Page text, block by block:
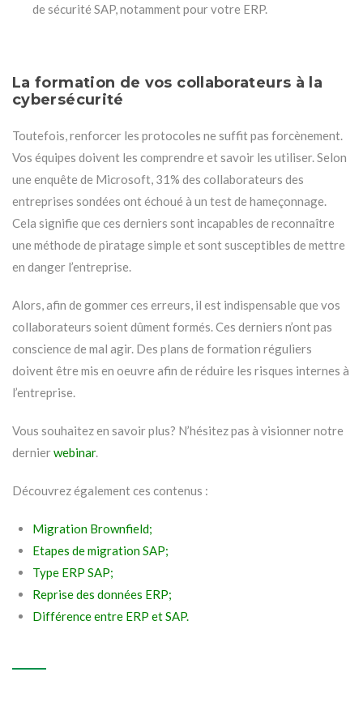
de sécurité SAP, notamment pour votre ERP.
La formation de vos collaborateurs à la
cybersécurité
Toutefois, renforcer les protocoles ne suffit pas forcènement.
Vos équipes doivent les comprendre et savoir les utiliser. Selon
une enquête de Microsoft, 31% des collaborateurs des
entreprises sondées ont échoué à un test de hameçonnage.
Cela signifie que ces derniers sont incapables de reconnaître
une méthode de piratage simple et sont susceptibles de mettre
en danger l’entreprise.
Alors, afin de gommer ces erreurs, il est indispensable que vos
collaborateurs soient dûment formés. Ces derniers n’ont pas
conscience de mal agir. Des plans de formation réguliers
doivent être mis en oeuvre afin de réduire les risques internes à
l’entreprise.
Vous souhaitez en savoir plus? N’hésitez pas à visionner notre
dernierwebinar.
Découvrez également ces contenus :
Migration Brownfield;
Etapes de migration SAP;
Type ERP SAP;
Reprise des données ERP;
Différence entre ERP et SAP.